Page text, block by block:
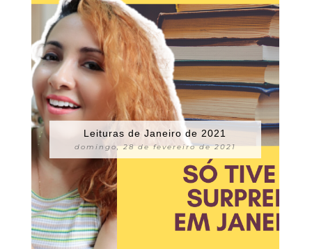
Leituras de Janeiro de 2021
domingo, 28 de fevereiro de 2021